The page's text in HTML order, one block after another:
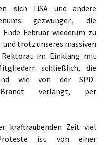
sich LiSA und andere
gezwungen, die
Februar wiederum zu
und trotz unseres massiven
Rektorat im Einklang mit
schließlich, die
wie von der SPD-
Brandt verlangt, per
kraftraubenden Zeit viel
ist von einer